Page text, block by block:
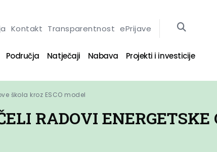
Kontakt Transparentnost ePrijave
Područja Natječaji Nabava Projekti i investicije
škola kroz ESCO model
RADOVI ENERGETSKE